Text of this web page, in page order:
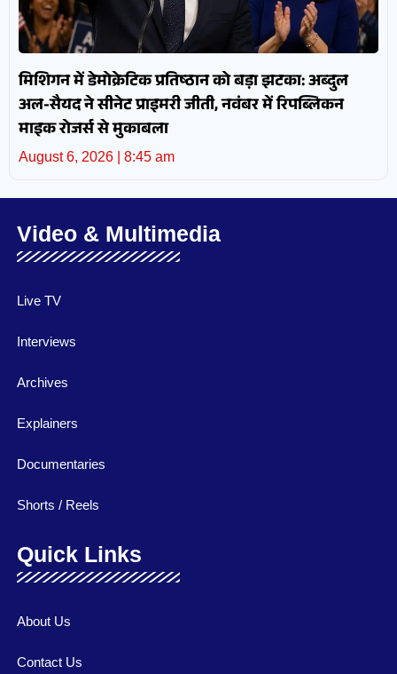
मिशिगन में डेमोक्रेटिक प्रतिष्ठान को बड़ा झटका: अब्दुल
अल-सैयद ने सीनेट प्राइमरी जीती, नवंबर में रिपब्लिकन
माइक रोजर्स से मुकाबला
August 6, 2026 8:45 am
Video & Multimedia
Live TV
Interviews
Archives
Explainers
Documentaries
Shorts / Reels
Quick Links
About Us
Contact Us